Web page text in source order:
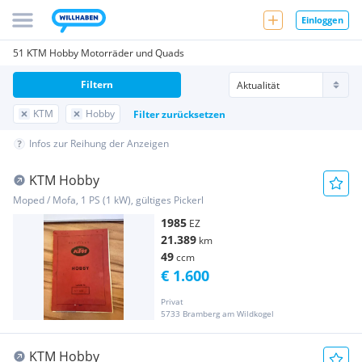
Einloggen
51 KTM Hobby Motorräder und Quads
KTM Hobby Filter zurücksetzen
Filtern
Infos zur Reihung der Anzeigen
KTM Hobby
Moped / Mofa, 1 PS (1 kW), gültiges Pickerl
1985 EZ
21.389 km
49ccm
Privat
5733 Bramberg am Wildkogel
€ 1.600
KTM Hobby